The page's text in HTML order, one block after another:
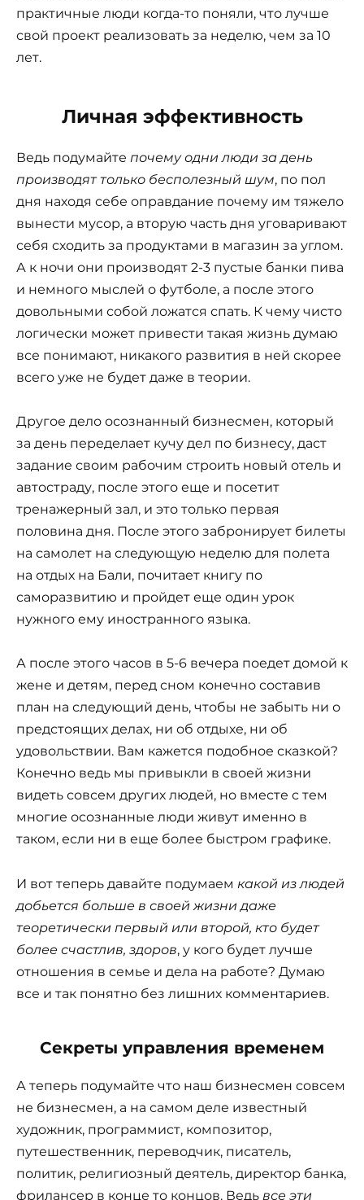
практичные люди когда-то поняли, что лучше
свой проект реализовать за неделю, чем за 10
лет.
Личная эффективность
Ведь подумайте почему одни люди за день
производят только бесполезный шум, по пол
дня находя себе оправдание почему им тяжело
вынести мусор, а вторую часть дня уговаривают
себя сходить за продуктами в магазин за углом.
А к ночи они производят 2-3 пустые банки пива
и немного мыслей о футболе, а после этого
довольными собой ложатся спать. К чему чисто
логически может привести такая жизнь думаю
все понимают, никакого развития в ней скорее
всего уже не будет даже в теории.
Другое дело осознанный бизнесмен, который
за день переделает кучу дел по бизнесу, даст
задание своим рабочим строить новый отель и
автостраду, после этого еще и посетит
тренажерный зал, и это только первая
половина дня. После этого забронирует билеты
на самолет на следующую неделю для полета
на отдых на Бали, почитает книгу по
саморазвитию и пройдет еще один урок
нужного ему иностранного языка.
А после этого часов в 5-6 вечера поедет домой к
жене и детям, перед сном конечно составив
план на следующий день, чтобы не забыть ни о
предстоящих делах, ни об отдыхе, ни об
удовольствии. Вам кажется подобное сказкой?
Конечно ведь мы привыкли в своей жизни
видеть совсем других людей, но вместе с тем
многие осознанные люди живут именно в
таком, если ни в еще более быстром графике.
И вот теперь давайте подумаем какой из людей
добьется больше в своей жизни даже
теоретически первый или второй, кто будет
более счастлив, здоров, у кого будет лучше
отношения в семье и дела на работе? Думаю
все и так понятно без лишних комментариев.
Секреты управления временем
А теперь подумайте что наш бизнесмен совсем
не бизнесмен, а на самом деле известный
художник, программист, композитор,
путешественник, переводчик, писатель,
политик, религиозный деятель, директор банка,
фрилансер в конце то концов. Ведь все эти